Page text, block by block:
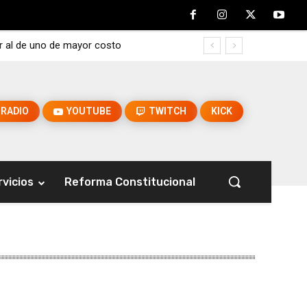
al de uno de mayor costo
RADIO YOUTUBE TWITCH KICK
Reforma Constitucional